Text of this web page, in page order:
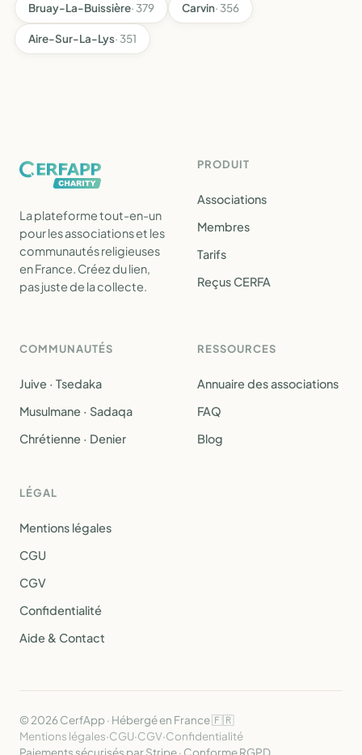
Bruay-La-Buissière· 379 Carvin· 356
Aire-Sur-La-Lys· 351
La plateforme tout-en-un
pour les associations et les
communautés religieuses
en France. Créez du lien,
pas juste de la collecte.
PRODUIT
Associations
Membres
Tarifs
Reçus CERFA
COMMUNAUTÉS
Juive · Tsedaka
Musulmane · Sadaqa
Chrétienne · Denier
RESSOURCES
Annuaire des associations
FAQ
Blog
LÉGAL
Mentions légales
CGU
CGV
Confidentialité
Aide & Contact
© 2026 CerfApp · Hébergé en France 🇫🇷
Mentions légales·CGU·CGV·Confidentialité
Paiements sécurisés par Stripe · Conforme RGPD